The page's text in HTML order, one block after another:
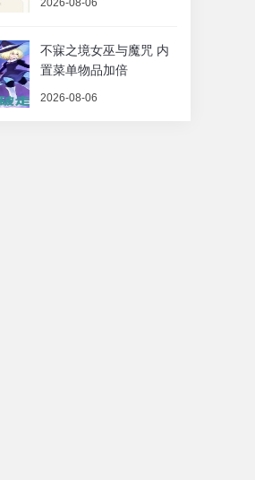
2026-08-06
不寐之境女巫与魔咒 内
置菜单物品加倍
2026-08-06